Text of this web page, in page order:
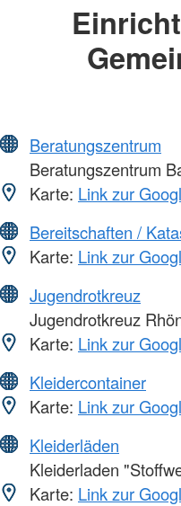
Beratungszentrum
Beratungszentrum
Karte: Link zur
Bereitschaften /
Karte: Link zur
Jugendrotkreuz
Jugendrotkreuz
Karte: Link zur
Kleidercontainer
Karte: Link zur
Kleiderläden
Kleiderladen
Karte: Link zur